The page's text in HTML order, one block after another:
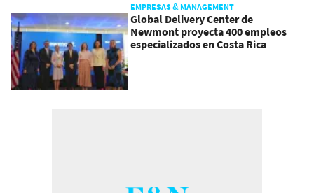
EMPRESAS & MANAGEMENT
Global Delivery Center de
Newmont proyecta 400 empleos
especializados en Costa Rica